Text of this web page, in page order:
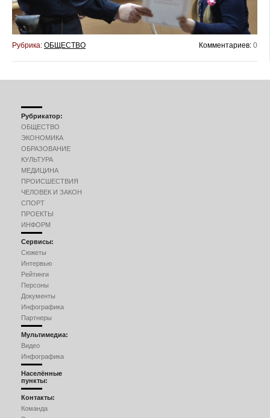
Рубрика: ОБЩЕСТВО Комментариев: 0
Рубрикатор:
ОБЩЕСТВО
ЭКОНОМИКА
ОБРАЗОВАНИЕ
КУЛЬТУРА
МЕДИЦИНА
ПРОИСШЕСТВИЯ
ЧЕЛОВЕК И ЗАКОН
СПОРТ
ПРОЕКТЫ
ИНФОРМ
Сервисы:
Сюжеты
Интервью
Рейтинги
Персоны
Документы
Инфографика
Партнеры
Мультимедиа:
Видео
Инфографика
Населённые
пункты:
Контакты:
Команда